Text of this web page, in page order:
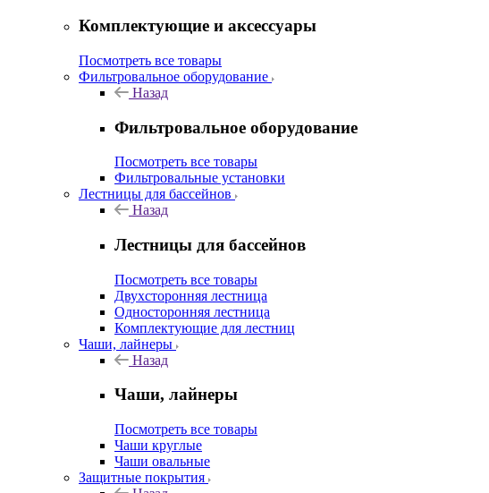
Комплектующие и аксессуары
Посмотреть все товары
Фильтровальное оборудование
Назад
Фильтровальное оборудование
Посмотреть все товары
Фильтровальные установки
Лестницы для бассейнов
Назад
Лестницы для бассейнов
Посмотреть все товары
Двухсторонняя лестница
Односторонняя лестница
Комплектующие для лестниц
Чаши, лайнеры
Назад
Чаши, лайнеры
Посмотреть все товары
Чаши круглые
Чаши овальные
Защитные покрытия